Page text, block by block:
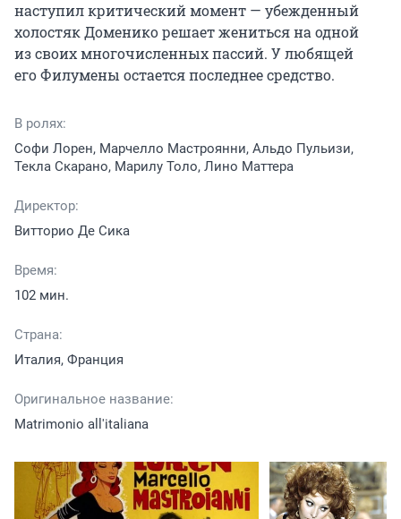
наступил критический момент — убежденный
холостяк Доменико решает жениться на одной
из своих многочисленных пассий. У любящей
его Филумены остается последнее средство.
В ролях:
Софи Лорен, Марчелло Мастроянни, Альдо Пульизи,
Текла Скарано, Марилу Толо, Лино Маттера
Директор:
Витторио Де Сика
Время:
102 мин.
Страна:
Италия, Франция
Оригинальное название:
Matrimonio all'italiana